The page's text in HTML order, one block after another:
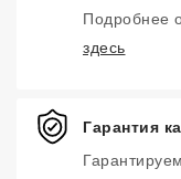
Подробнее
здесь
Гарантия